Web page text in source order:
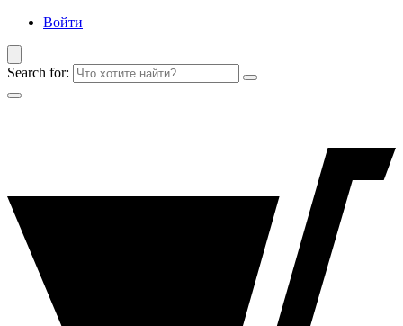
Войти
Search for: